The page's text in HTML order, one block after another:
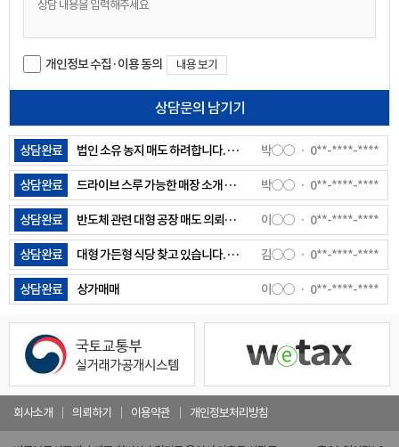
개인정보 수집·이용 동의 내용 보기
상담문의 남기기
상담완료
용인 수지지역 그급식당자리 찾고있습니다. 전용면적 120평 이상. 주차 다수(20대이상)
상담완료 법인 소유 농지 매도 하려합니다. 상담전화 부탁드려요 박○○ 0**-****-****
상담완료 드라이브 스루 가능한 매장 소개 좀 해주세요 박○○ 0**-****-****
상담완료 반도체 관련 대형 공장 매도 의뢰합니다. 이○○ 0**-****-****
상담완료 대형 가든형 식당 찾고 있습니다. 용인 , 수원 등 김○○ 0**-****-****
상담완료 상가매매 이○○ 0**-****-****
상담완료 동두천 대형 상가 임대 의뢰를 드리고 싶습니다. 연락주세요~ 안○○ 0**-****-****
상담완료 정○○ 0**-****-****
상담완료 100평이상 가든상가 주차30대이상 가능한 곳 찾고 있습니다 연락주시면 감사하겠습니다 안○○ 0**-****-****
상담완료 용인시 수지구 성복동 외식타운 내 신축 건물 2채 건물주인데요.(준공완료) 식당이 적당할 것 같아서 연락드려봅니다. 주소는 성복 2로 413-1/413-2 입니다.순서대로 사진 첨부합니다. 413-1 : 1층,2층 61,61 합계122평 413-2 : 1층,2층 65,65 합계130평 각각 3억에 월세 1,300 원합니다. (통임대 기준이라 층별로도 조정가능합니다) 윤○○ 0**-****-****
회사소개 의뢰하기 이용약관 개인정보처리방침